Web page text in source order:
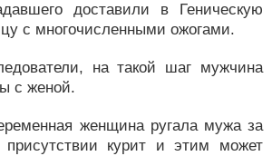
доставили в Геническую
с многочисленными ожогами.
на такой шаг мужчина
с женой.
женщина ругала мужа за
курит и этим может